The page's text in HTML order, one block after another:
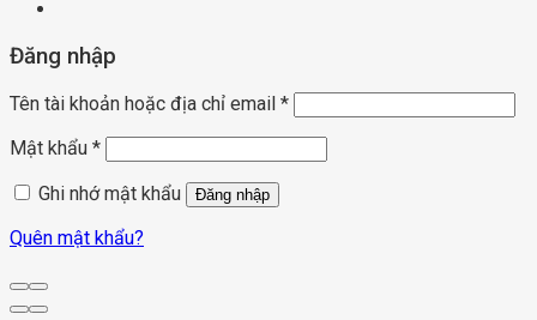
Đăng nhập
Tên tài khoản hoặc địa chỉ email *
Mật khẩu *
Ghi nhớ mật khẩu
Đăng nhập
Quên mật khẩu?